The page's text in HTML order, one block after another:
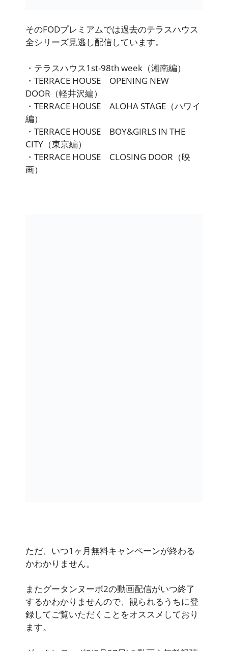
そのFODプレミアムでは過去のテラスハウス
全シリーズ見逃し配信しています。
・テラスハウス1st-98th week（湘南編）
・TERRACE HOUSE OPENING NEW
DOOR（軽井沢編）
・TERRACE HOUSE ALOHA STAGE（ハワイ
編）
・TERRACE HOUSE BOY&GIRLS IN THE
CITY（東京編）
・TERRACE HOUSE CLOSING DOOR（映
画）
ただ、 いつ1ヶ月無料キャンペーンが終わる
かわかりません。
またグータンヌーボ2の動画配信がいつ終了
するかわかりませんので、観られるうちに登
録してご覧いただくことをオススメしており
ます。